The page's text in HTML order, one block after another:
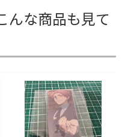
んな商品も見て